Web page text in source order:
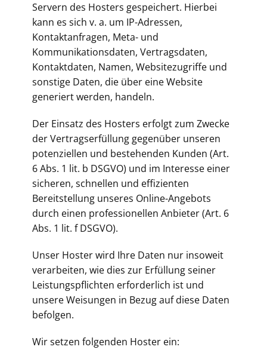
Servern des Hosters gespeichert. Hierbei
kann es sich v. a. um IP-Adressen,
Kontaktanfragen, Meta- und
Kommunikationsdaten, Vertragsdaten,
Kontaktdaten, Namen, Websitezugriffe und
sonstige Daten, die über eine Website
generiert werden, handeln.
Der Einsatz des Hosters erfolgt zum Zwecke
der Vertragserfüllung gegenüber unseren
potenziellen und bestehenden Kunden (Art.
6 Abs. 1 lit. b DSGVO) und im Interesse einer
sicheren, schnellen und effizienten
Bereitstellung unseres Online-Angebots
durch einen professionellen Anbieter (Art. 6
Abs. 1 lit. f DSGVO).
Unser Hoster wird Ihre Daten nur insoweit
verarbeiten, wie dies zur Erfüllung seiner
Leistungspflichten erforderlich ist und
unsere Weisungen in Bezug auf diese Daten
befolgen.
Wir setzen folgenden Hoster ein: